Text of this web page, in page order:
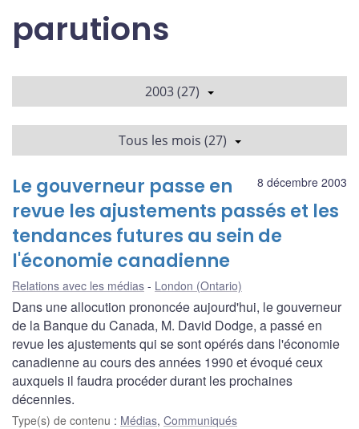
parutions
2003 (27)
Tous les mois (27)
8 décembre 2003
Le gouverneur passe en
revue les ajustements passés et les
tendances futures au sein de
l'économie canadienne
Relations avec les médias London (Ontario)
Dans une allocution prononcée aujourd'hui, le gouverneur
de la Banque du Canada, M. David Dodge, a passé en
revue les ajustements qui se sont opérés dans l'économie
canadienne au cours des années 1990 et évoqué ceux
auxquels il faudra procéder durant les prochaines
décennies.
Type(s) de contenu : Médias, Communiqués